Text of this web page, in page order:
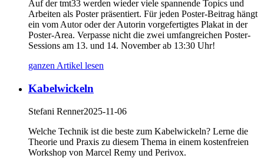
Auf der tmt33 werden wieder viele spannende Topics und
Arbeiten als Poster präsentiert. Für jeden Poster-Beitrag hängt
ein vom Autor oder der Autorin vorgefertigtes Plakat in der
Poster-Area. Verpasse nicht die zwei umfangreichen Poster-
Sessions am 13. und 14. November ab 13:30 Uhr!
ganzen Artikel lesen
Kabelwickeln
Stefani Renner2025-11-06
Welche Technik ist die beste zum Kabelwickeln? Lerne die
Theorie und Praxis zu diesem Thema in einem kostenfreien
Workshop von Marcel Remy und Perivox.